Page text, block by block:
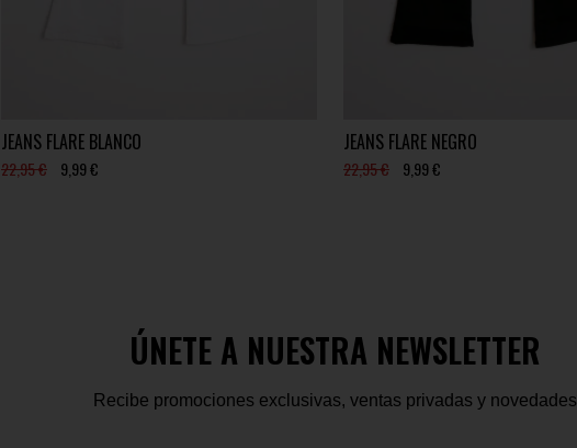
JEANS FLARE BLANCO
22,95 € 9,99 €
JEANS FLARE NEGRO
22,95 € 9,99 €
ÚNETE A NUESTRA NEWSLETTER
Recibe promociones exclusivas, ventas privadas y novedades